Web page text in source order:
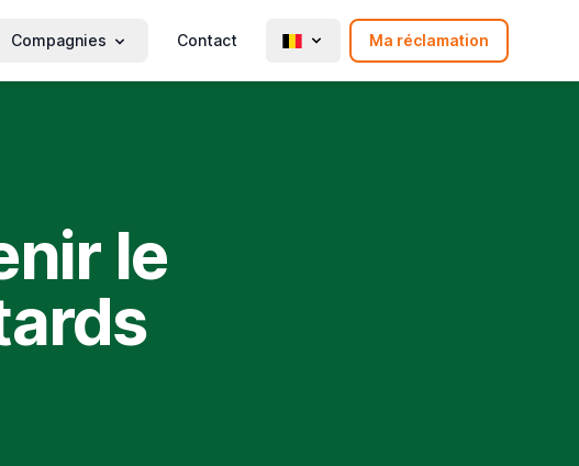
Compagnies Contact Ma réclamation
le